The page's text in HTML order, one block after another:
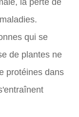
la perte de
qui se
de plantes ne
protéines dans